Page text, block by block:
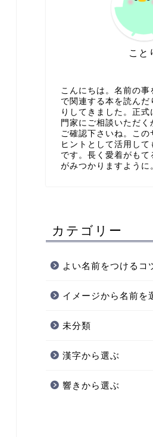
こと
こんにちは。名前の事
で関連する本を読んだ
りしてきました。正
門家にご相談いただ
ご確認下さいね。こ
ヒントとして活用し
です。長く愛着がもて
がみつかりますように
カテゴリー
よい名前をつけるコ
イメージから名前を
未分類
漢字から選ぶ
響きから選ぶ